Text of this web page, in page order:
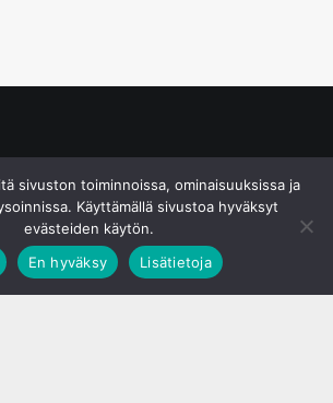
sivuston toiminnoissa, ominaisuuksissa ja
Käyttämällä sivustoa hyväksyt
evästeiden käytön.
En hyväksy Lisätietoja